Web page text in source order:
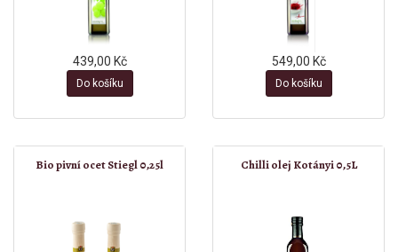
439,00 Kč
Do košíku
549,00 Kč
Do košíku
Bio pivní ocet Stiegl 0,25l Chilli olej Kotányi 0,5L